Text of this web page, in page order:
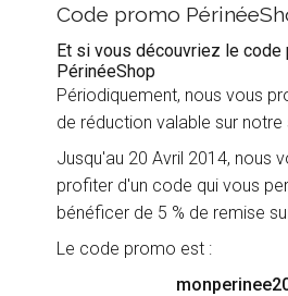
Code promo
Et si vous découvriez le code
PérinéeShop
Périodiquement, nous vous
de réduction valable sur notre
Jusqu'au 20 Avril 2014, nous
profiter d'un code qui vous
bénéficer de 5 % de remise
Le code promo est :